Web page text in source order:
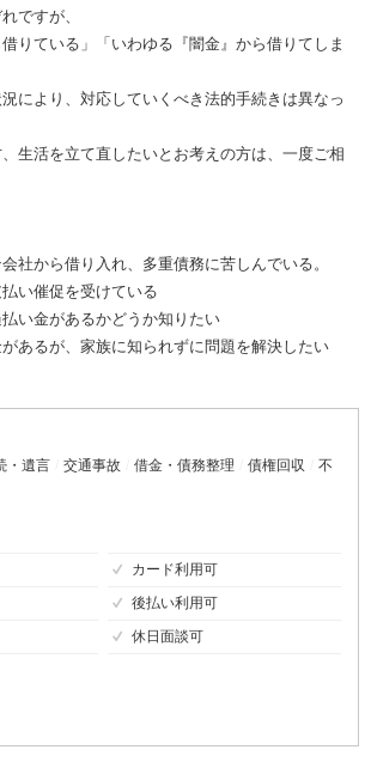
ですが、
借りている」「いわゆる『闇金』から借りてしま
により、対応していくべき法的手続きは異なっ
生活を立て直したいとお考えの方は、一度ご相
社から借り入れ、多重債務に苦しんでいる。
い催促を受けている
い金があるかどうか知りたい
があるが、家族に知られずに問題を解決したい
・遺言 交通事故 借金・債務整理 債権回収
不
カード利用可
後払い利用可
休日面談可